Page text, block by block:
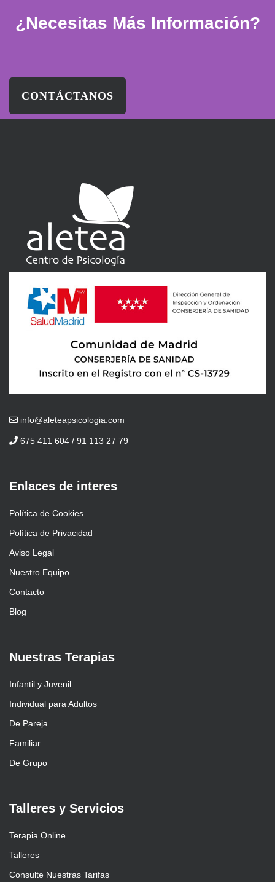
¿Necesitas Más Información?
CONTÁCTANOS
info@aleteapsicologia.com
675 411 604 / 91 113 27 79
Enlaces de interes
Política de Cookies
Política de Privacidad
Aviso Legal
Nuestro Equipo
Contacto
Blog
Nuestras Terapias
Infantil y Juvenil
Individual para Adultos
De Pareja
Familiar
De Grupo
Talleres y Servicios
Terapia Online
Talleres
Consulte Nuestras Tarifas